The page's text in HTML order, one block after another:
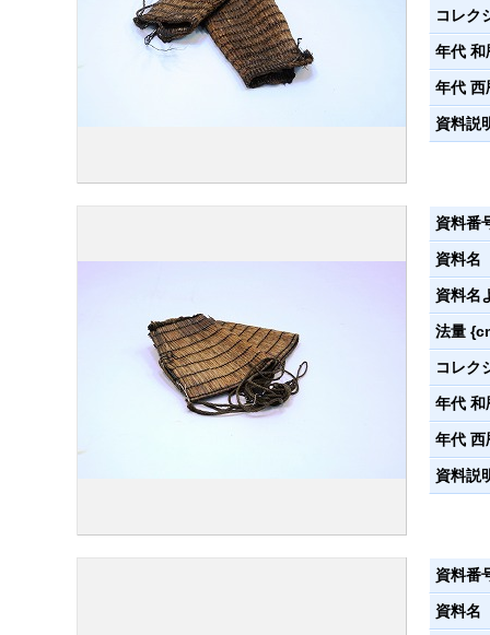
コレク
年代 和
年代 西
資料説
資料番
資料名
資料名
法量
コレク
年代 和
年代 西
資料説
資料番
資料名